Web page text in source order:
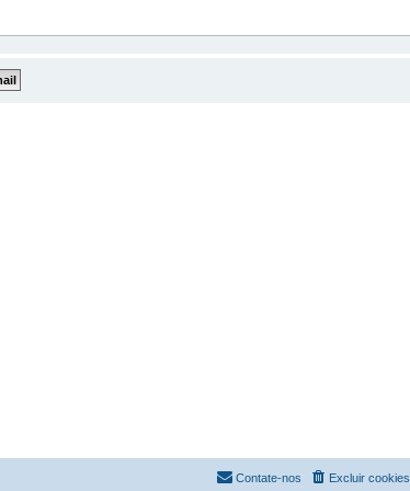
Excluir cookies
Contate-nos